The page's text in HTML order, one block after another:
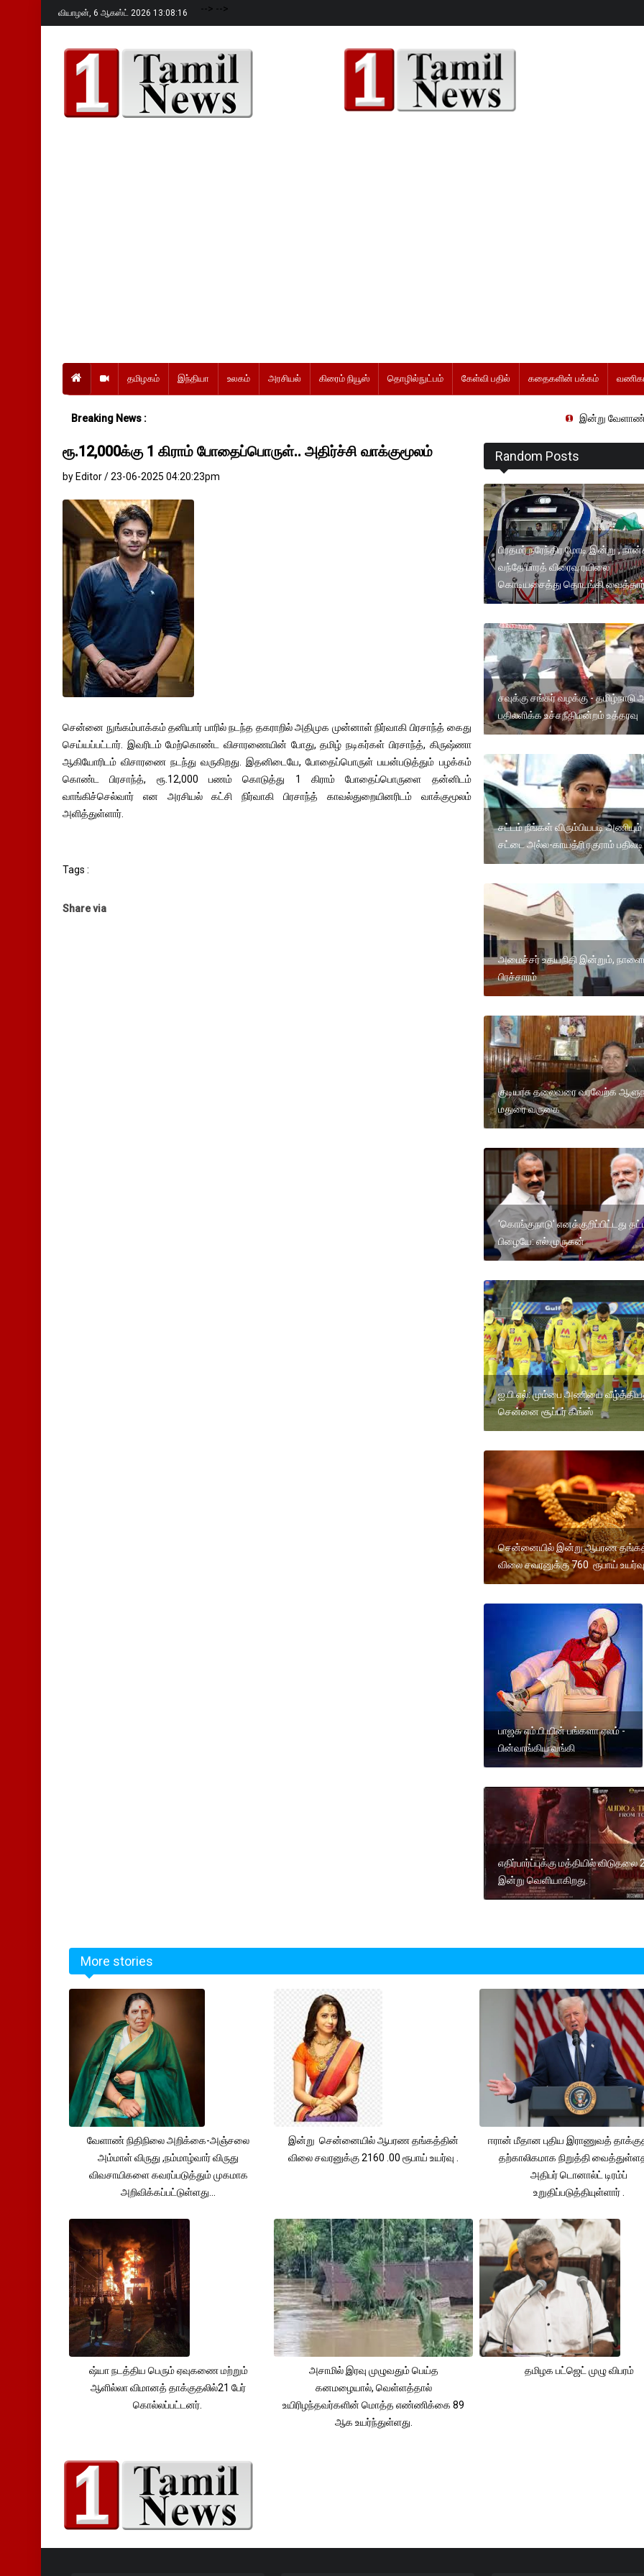
வியாழன், 6 ஆகஸ்ட் 2026 13:08:17 --> -->
தமிழகம் இந்தியா உலகம் அரசியல் கிரைம் நியூஸ் தொழில்நுட்பம் கேள்வி பதில் கதைகளின் பக்கம்
Breaking News : இன்று வேளாண் நிதிநிலை
ரூ.12,000க்கு 1 கிராம் போதைப்பொருள்.. அதிர்ச்சி வாக்குமூலம்
by Editor / 23-06-2025 04:20:23pm
சென்னை நுங்கம்பாக்கம் தனியார் பாரில் நடந்த தகராறில் அதிமுக முன்னாள் நிர்வாகி பிரசாந்த் கைது
செய்யப்பட்டார். இவரிடம் மேற்கொண்ட விசாரணையின் போது, தமிழ் நடிகர்கள் பிரசாந்த், கிருஷ்ணா
ஆகியோரிடம் விசாரணை நடந்து வருகிறது. இதனிடையே, போதைப்பொருள் பயன்படுத்தும் பழக்கம்
கொண்ட பிரசாந்த், ரூ.12,000 பணம் கொடுத்து 1 கிராம் போதைப்பொருளை தன்னிடம்
வாங்கிச்செல்வார் என அரசியல் கட்சி நிர்வாகி பிரசாந்த் காவல்துறையினரிடம் வாக்குமூலம்
அளித்துள்ளார்.
Tags :
Share via
Random Posts
பிரதமர் நரேந்திர மோடி இன்று ,
வந்தே பாரத் விரைவு ரயிலை
கொடியசைத்து தொடங்கி
சவுக்கு சங்கர் வழக்கு - தமிழ்நாடு
பதிலளிக்க உச்சநீதிமன்றம் உத்தரவு
சட்டம் நீங்கள் விரும்பியபடி அணியும்
சட்டை அல்ல-காயத்ரி ரகுராம் பதிலடி
அமைச்சர் உதயநிதி இன்றும்,
பிரச்சாரம்
குடியரசு தலைவரை வரவேற்க
மதுரை வருகை
'கொங்குநாடு' எனக்குறிப்பிட்டது
பிழையே: எல்.முருகன்
ஐ.பி.எல்: மும்பை அணியை
சென்னை சூப்பர் கிங்ஸ்
சென்னையில் இன்று ஆபரண
விலை சவரனுக்கு 760 ரூபாய் உயர்வு
பாஜக எம்.பி.யின் பங்களா ஏலம் -
பின்வாங்கிய வங்கி
எதிர்பார்ப்புக்கு மத்தியில் விடுதலை
இன்று வெளியாகிறது.
More stories
வேளாண் நிதிநிலை அறிக்கை-அஞ்சலை
அம்மாள் விருது ,நம்மாழ்வார் விருது
விவசாயிகளை கவரப்படுத்தும் முகமாக
அறிவிக்கப்பட்டுள்ளது...
இன்று சென்னையில் ஆபரண தங்கத்தின்
விலை சவரனுக்கு 2160 .00 ரூபாய் உயர்வு .
ஈரான் மீதான புதிய இராணுவத்
தற்காலிகமாக நிறுத்தி
அதிபர் டொனால்ட் டிரம்ப்
உறுதிப்படுத்தியுள்ளார் .
ஷ்யா நடத்திய பெரும் ஏவுகணை மற்றும்
ஆளில்லா விமானத் தாக்குதலில்21 பேர்
கொல்லப்பட்டனர்.
அசாமில் இரவு முழுவதும் பெய்த
கனமழையால், வெள்ளத்தால்
உயிரிழந்தவர்களின் மொத்த எண்ணிக்கை 89
ஆக உயர்ந்துள்ளது.
தமிழக பட்ஜெட் முழு விபரம்